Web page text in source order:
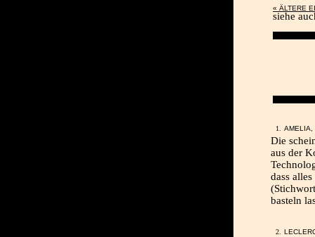
siehe
« ÄLTERE
Die
aus der
dass
basteln